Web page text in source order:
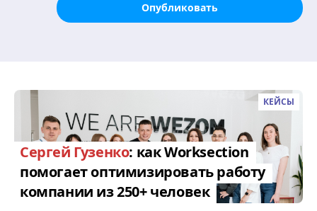
Опубликовать
КЕЙСЫ
Сергей Гузенко: как Worksection
помогает оптимизировать работу
компании из 250+ человек